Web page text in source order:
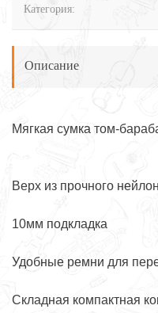
Категория:
Описание
Мягкая сумка том-
Верх из прочного
10мм подкладка
Удобные ремни для
Складная компактная